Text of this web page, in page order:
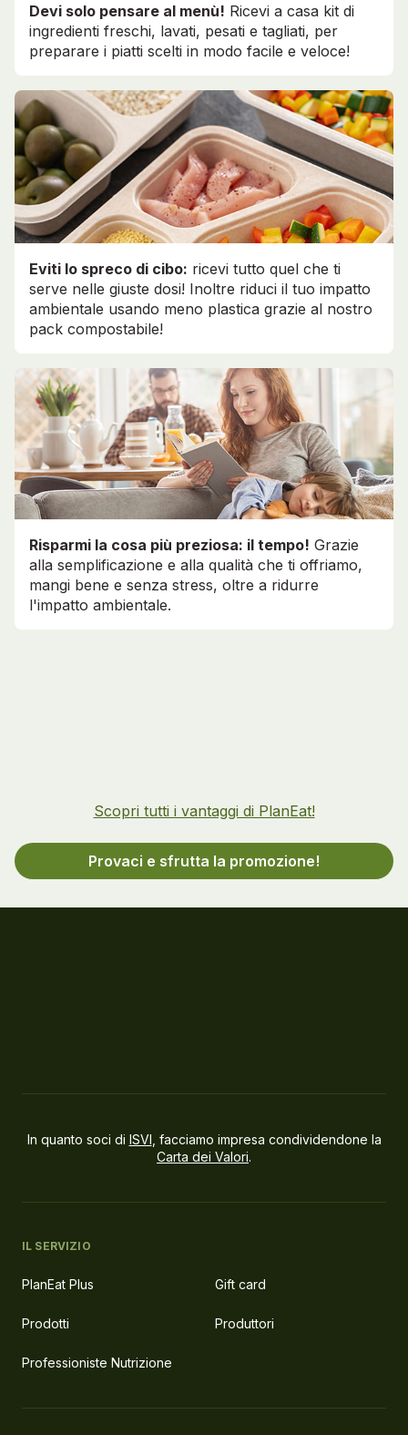
Devi solo pensare al menù! Ricevi a casa kit di
ingredienti freschi, lavati, pesati e tagliati, per
preparare i piatti scelti in modo facile e veloce!
Eviti lo spreco di cibo: ricevi tutto quel che ti
serve nelle giuste dosi! Inoltre riduci il tuo impatto
ambientale usando meno plastica grazie al nostro
pack compostabile!
Risparmi la cosa più preziosa: il tempo! Grazie
alla semplificazione e alla qualità che ti offriamo,
mangi bene e senza stress, oltre a ridurre
l'impatto ambientale.
Scopri tutti i vantaggi di PlanEat!
Provaci e sfrutta la promozione!
In quanto soci di ISVI , facciamo impresa condividendone la
Carta dei Valori.
IL SERVIZIO
PlanEat Plus Gift card
Prodotti Produttori
Professioniste Nutrizione